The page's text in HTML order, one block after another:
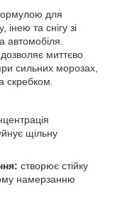
для
та снігу зі
автомобіля.
миттєво
сильних морозах,
скребком.
щільну
створює стійку
намерзанню